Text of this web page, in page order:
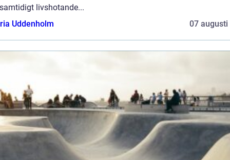
livshotande...
Uddenholm
07 augusti